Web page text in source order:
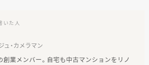
いた人
ュ・カメラマン
創業メンバー。自宅も中古マンションをリノ